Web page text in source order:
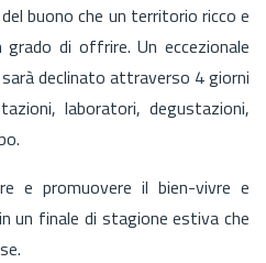
buono che un territorio ricco e
grado di offrire. Un eccezionale
declinato attraverso 4 giorni
laboratori, degustazioni,
e promuovere il bien-vivre e
un finale di stagione estiva che